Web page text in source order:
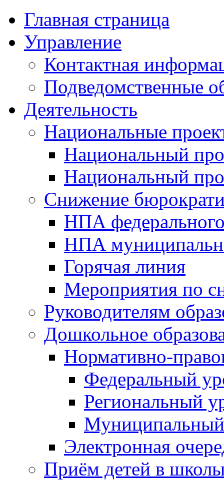
Главная страница
Управление
Контактная
Подведомственные
Деятельность
Национальные
Национальный
Национальный
Снижение
НПА
НПА
Горячая линия
Мероприятия по
Руководителям
Дошкольное
Нормативно-
Федеральный
Региональный
Электронная
Приём детей в